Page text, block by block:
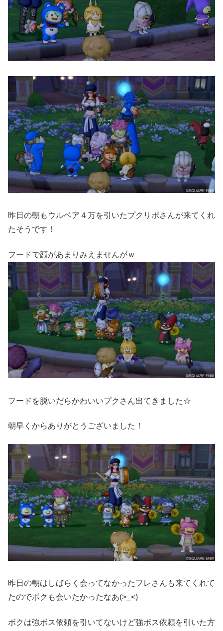
昨日の朝もウルベア４万を引いたプクリポさんが来てくれ
たそうです！
フードで顔があまりみえませんがｗ
フードを脱いだらかわいいプクさん出てきました☆
朝早くからありがとうございました！
昨日の朝はしばらく会ってなかったフレさんも来てくれて
たのでボクも会いたかったなあ(>_<)
ボクは強ボス依頼を引いてないけど強ボス依頼を引いた方